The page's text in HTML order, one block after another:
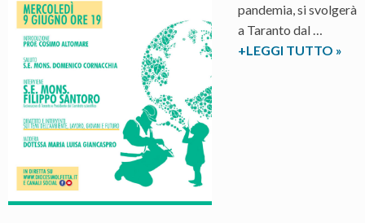
pandemia, si svolgerà
a Taranto dal …
+LEGGI TUTTO »